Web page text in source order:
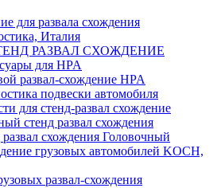
для развала схождения
Италия
РАЗВАЛ СХОЖДЕНИЕ
для HPA
развал-схождение HPA
подвески автомобиля
для стенд-развал схождение
стенд развал схождения
схождения Головочный
грузовых автомобилей KOCH,
развал-схождения